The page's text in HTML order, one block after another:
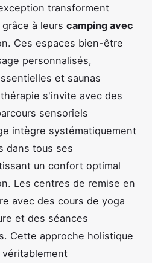
transforment
à leurs camping avec
Ces espaces bien-être
personnalisés,
et saunas
s'invite avec des
sensoriels
intègre systématiquement
dans tous ses
un confort optimal
Les centres de remise en
avec des cours de yoga
et des séances
Cette approche holistique